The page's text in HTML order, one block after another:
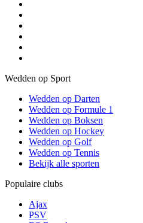
Wedden op Sport
Wedden op Darten
Wedden op Formule 1
Wedden op Boksen
Wedden op Hockey
Wedden op Golf
Wedden op Tennis
Bekijk alle sporten
Populaire clubs
Ajax
PSV